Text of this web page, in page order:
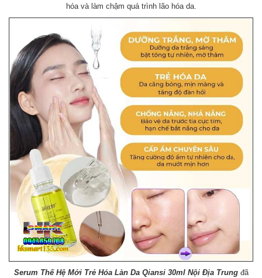
hóa và làm chậm quá trình lão hóa da.
Serum Thế Hệ Mới Trẻ Hóa Làn Da Qiansi 30ml Nội Địa Trung đã